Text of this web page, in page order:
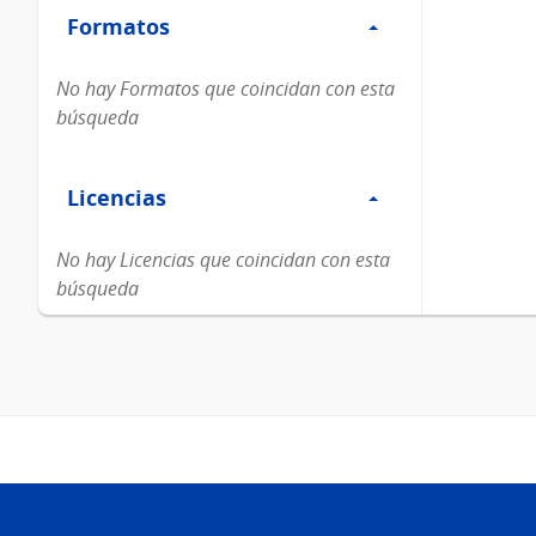
Formatos
Formatos
No hay Formatos que coincidan con esta
búsqueda
Licencias
Licencias
No hay Licencias que coincidan con esta
búsqueda